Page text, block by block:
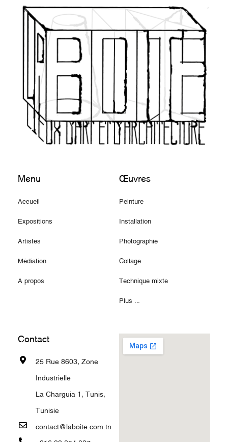
Menu
Accueil
Expositions
Artistes
Médiation
A propos
Œuvres
Peinture
Installation
Photographie
Collage
Technique mixte
Plus ...
Contact
25 Rue 8603, Zone
Industrielle
La Charguia 1, Tunis,
Tunisie
contact@laboite.com.tn